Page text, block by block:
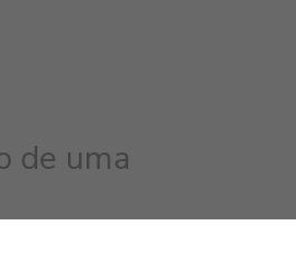
de uma